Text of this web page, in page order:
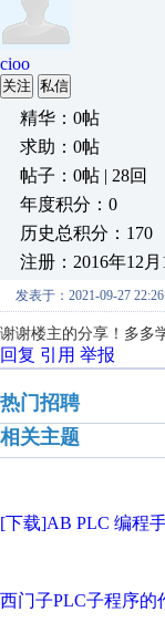
cioo
关注 私信
精华：0帖
求助：0帖
帖子：0帖 | 28回
年度积分：0
历史总积分：170
注册：2016年12月
发表于：2021-09-27
谢谢楼主的分享！多多
回复 引用 举报
热门招聘
相关主题
[下载]AB PLC 编程
西门子PLC子程序的